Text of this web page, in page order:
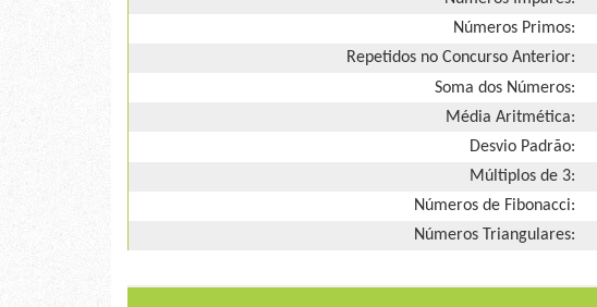
Números Primos:
Repetidos no Concurso Anterior:
Soma dos Números:
Média Aritmética:
Desvio Padrão:
Múltiplos de 3:
Números de Fibonacci:
Números Triangulares: